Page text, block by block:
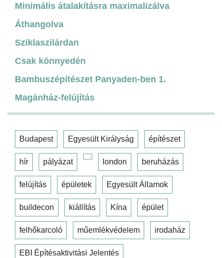
Minimális átalakításra maximalizálva
Áthangolva
Sziklaszilárdan
Csak könnyedén
Bambuszépítészet Panyaden-ben 1.
Magánház-felújítás
Budapest Egyesült Királyság építészet
hír pályázat london beruházás
felújítás épületek Egyesült Államok
buildecon kiállítás Kína épület
felhőkarcoló műemlékvédelem irodaház
EBI Építésaktivitási Jelentés